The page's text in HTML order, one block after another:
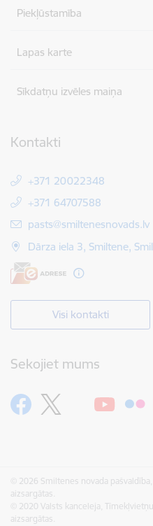
Piekļūstamība
Lapas karte
Sīkdatņu izvēles maiņa
Kontakti
+371 20022348
+371 64707588
E-pasts:
pasts@smiltenesnovads.lv
Dārza iela 3, Smiltene,
Visi kontakti
Sekojiet mums
© 2026 Smiltenes novada
aizsargātas.
© 2020 Valsts kanceleja,
aizsargātas.